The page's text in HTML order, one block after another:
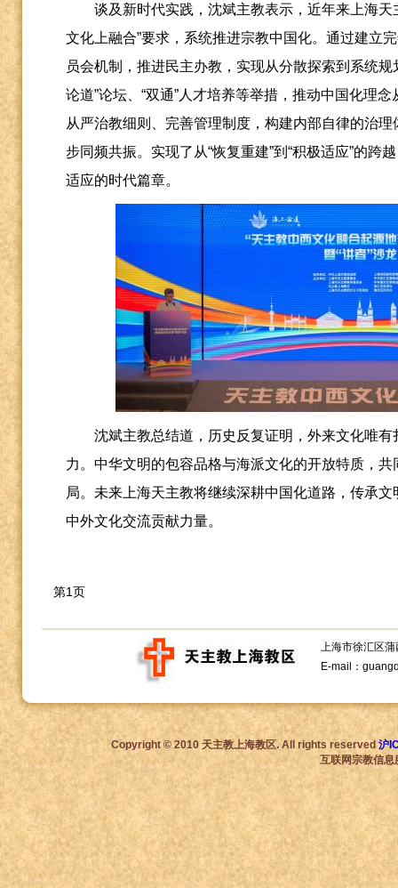
谈及新时代实践，沈斌主教表示，近年来上海
文化上融合”要求，系统推进宗教中国化。通过建立
员会机制，推进民主办教，实现从分散探索到系统规
论道”论坛、“双通”人才培养等举措，推动中国化理
从严治教细则、完善管理制度，构建内部自律的治
步同频共振。实现了从“恢复重建”到“积极适应”的跨
适应的时代篇章。
沈斌主教总结道，历史反复证明，外来文化唯
力。中华文明的包容品格与海派文化的开放特质，
局。未来上海天主教将继续深耕中国化道路，传承
中外文化交流贡献力量。
第1页
上海市徐汇区
E-mail：
Copyright © 2010 天主教上海教区. All rights reserved 沪
互联网宗教信息服